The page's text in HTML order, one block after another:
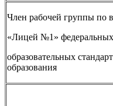
Член рабочей группы
«Лицей №1» федеральных
образовательных
образования